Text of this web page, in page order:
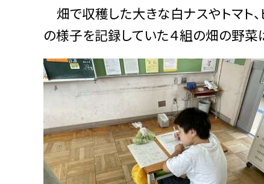
畑で収穫した大きな白ナスやトマト
の様子を記録していた４組の畑の野菜